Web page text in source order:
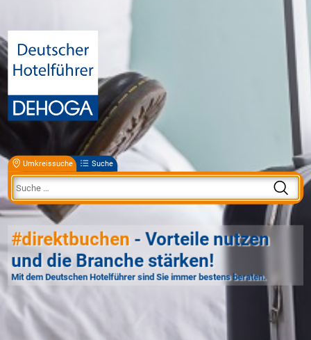
Umkreissuche Suche
#direktbuchen - Vorteile nutzen
und die Branche stärken!
Mit dem Deutschen Hotelführer sind Sie immer bestens beraten.